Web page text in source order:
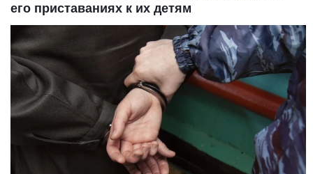
его приставаниях к их детям